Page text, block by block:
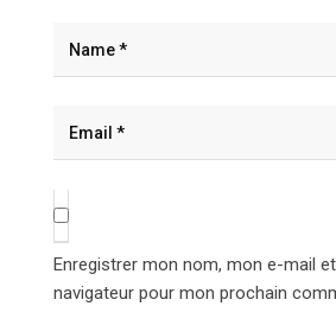
Enregistrer mon nom, mon e-mail
navigateur pour mon prochain